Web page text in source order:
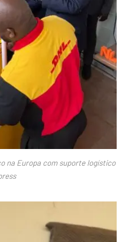
na Europa com suporte logístico